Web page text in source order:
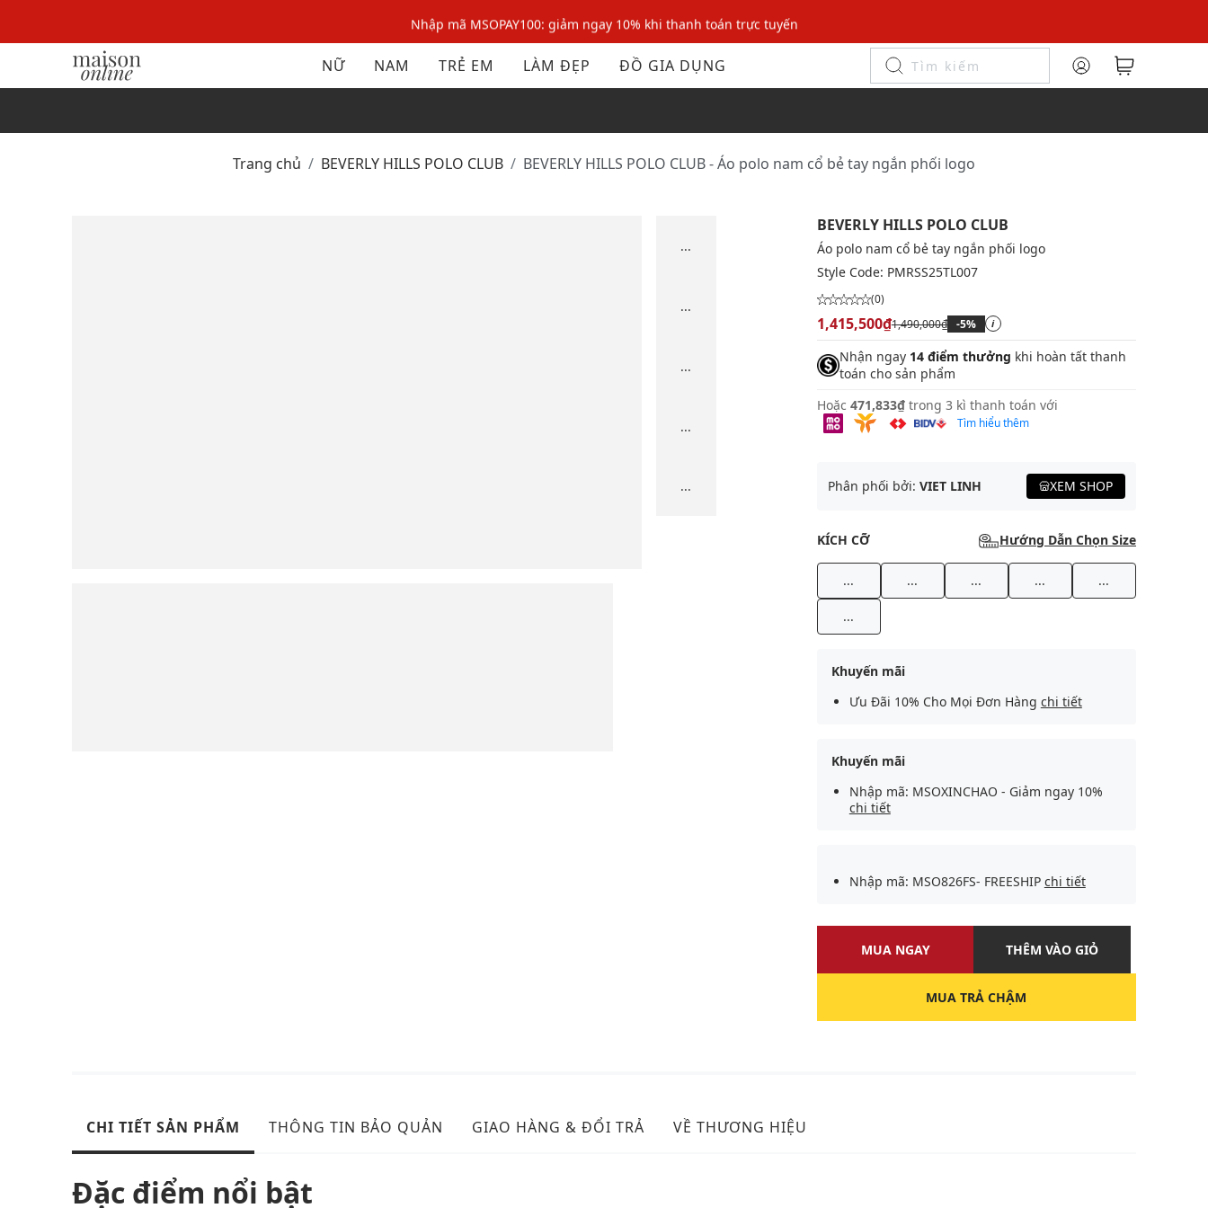
Nhập mã MSOPAY100: giảm ngay 10% khi thanh toán trực tuyến
Nhập mã: MSOXINCHAO - Giảm 10% đơn đầu cho thành viên mới!
Nhập mã MSOPAY100: giảm ngay 10% khi thanh toán trực tuyến
NỮ NAM TRẺ EM LÀM ĐẸP ĐỒ GIA DỤNG
Trang chủ BEVERLY HILLS POLO CLUB BEVERLY HILLS POLO CLUB - Áo polo nam cổ bẻ tay ngắn phối logo
...
...
...
...
...
BEVERLY HILLS POLO CLUB
Áo polo nam cổ bẻ tay ngắn phối logo
Style Code: PMRSS25TL007
(0)
1,415,500₫1,490,000₫ -5% i
Nhận ngay 14 điểm thưởng khi hoàn tất thanh
toán cho sản phẩm
Hoặc 471,833₫ trong 3 kì thanh toán với
Tìm hiểu thêm
Phân phối bởi: VIET LINH XEM SHOP
KÍCH CỠ Hướng Dẫn Chọn Size
... ... ... ... ...
...
Khuyến mãi
Ưu Đãi 10% Cho Mọi Đơn Hàng chi tiết
Khuyến mãi
Nhập mã: MSOXINCHAO - Giảm ngay 10%
chi tiết
Nhập mã: MSO826FS- FREESHIP chi tiết
MUA NGAY THÊM VÀO GIỎ
MUA TRẢ CHẬM
CHI TIẾT SẢN PHẨM THÔNG TIN BẢO QUẢN GIAO HÀNG & ĐỔI TRẢ VỀ THƯƠNG HIỆU
Đặc điểm nổi bật